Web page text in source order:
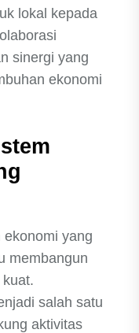
lokal kepada
sinergi yang
ekonomi
yang
membangun
salah satu
aktivitas